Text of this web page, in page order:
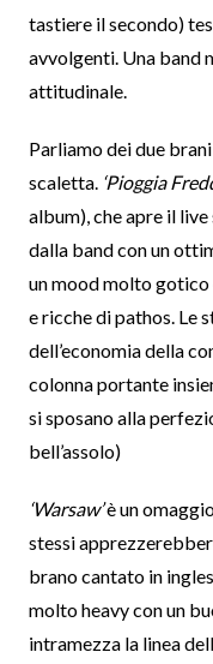
tastiere il secondo)
avvolgenti. Una band
attitudinale.
Parliamo dei due
scaletta. ‘Pioggia
album), che apre il
dalla band con un
un mood molto
e ricche di pathos. Le
dell’economia della
colonna portante
si sposano alla
bell’assolo)
‘Warsaw’è un
stessi
brano cantato in
molto heavy con un
intramezza la linea